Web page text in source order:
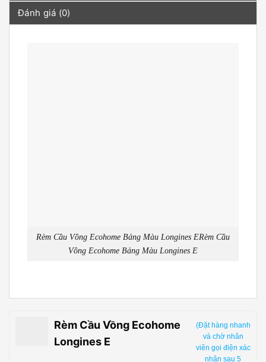
Đánh giá (0)
Rèm Cầu Vồng Ecohome Bảng Màu Longines ERèm Cầu
Vồng Ecohome Bảng Màu Longines E
Rèm Cầu Vồng Ecohome
Longines E
(Đặt hàng nhanh
và chờ nhân
viên gọi điện xác
nhận sau 5